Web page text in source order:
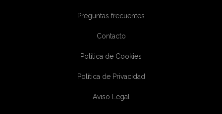
Preguntas frecuentes
Contacto
Política de Cookies
Política de Privacidad
Aviso Legal